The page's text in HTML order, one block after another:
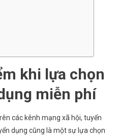
khi lựa chọn
miễn phí
các kênh mạng xã hội, tuyển
dụng cũng là một sự lựa chọn